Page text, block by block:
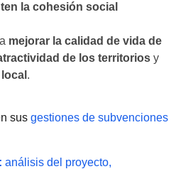
la cohesión social
mejorar la calidad de vida de
de los territorios y
.
sus gestiones de subvenciones
análisis del proyecto,